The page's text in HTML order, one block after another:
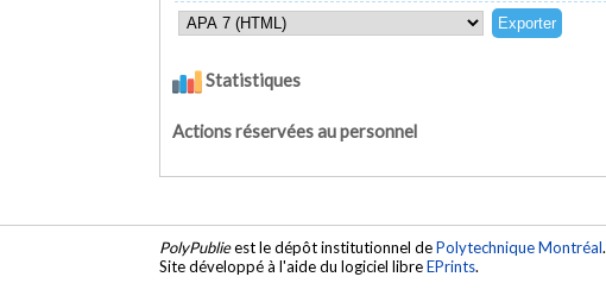
Statistiques
Actions réservées au personnel
PolyPublieest le dépôt institutionnel dePolytechnique Montréal.
Site développé à l'aide du logiciel libreEPrints.